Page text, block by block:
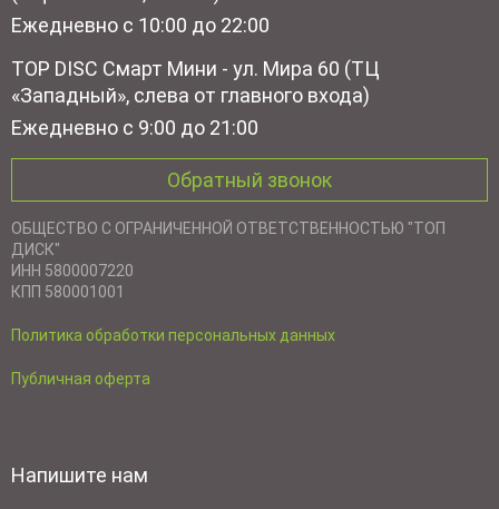
Ежедневно с 10:00 до 22:00
TOP DISC Смарт Мини - ул. Мира 60 (ТЦ
«Западный», слева от главного входа)
Ежедневно с 9:00 до 21:00
Обратный звонок
ОБЩЕСТВО С ОГРАНИЧЕННОЙ ОТВЕТСТВЕННОСТЬЮ "ТОП
ДИСК"
ИНН 5800007220
КПП 580001001
Политика обработки персональных данных
Публичная оферта
Напишите нам